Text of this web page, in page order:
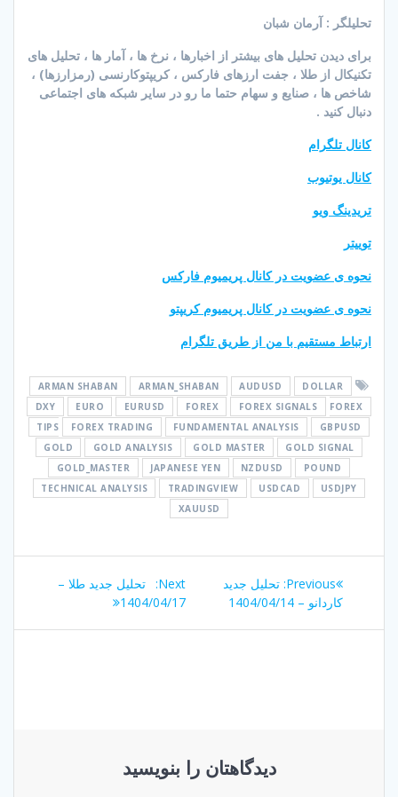
تحلیلگر : آرمان شبان
برای دیدن تحلیل های بیشتر از اخبارها ، نرخ ها ، آمار ها ، تحلیل های
تکنیکال از طلا ، جفت ارزهای فارکس ، کریپتوکارنسی (رمزارزها) ،
شاخص ها ، صنایع و سهام حتما ما رو در سایر شبکه های اجتماعی
دنبال کنید .
کانال تلگرام
کانال یوتیوب
تریدینگ ویو
توییتر
نحوه ی عضویت در کانال پریمیوم فارکس
نحوه ی عضویت در کانال پریمیوم کریپتو
ارتباط مستقیم با من از طریق تلگرام
ARMAN SHABAN ARMAN_SHABAN AUDUSD
DOLLAR
DXY
EURO EURUSD FOREX FOREX SIGNALS
FOREX
TIPS
FOREX TRADING FUNDAMENTAL ANALYSIS
GBPUSD
GOLD
GOLD ANALYSIS GOLD MASTER
GOLD SIGNAL
GOLD_MASTER
JAPANESE YEN NZDUSD
POUND
TECHNICAL ANALYSIS
TRADINGVIEW USDCAD
USDJPY
XAUUSD
راهبری
نوشته
Previous:
Previous
post:
تحلیل جدید
کاردانو – 1404/04/14
Next:
Next
post:
تحلیل جدید طلا –
1404/04/17
دیدگاهتان را بنویسید